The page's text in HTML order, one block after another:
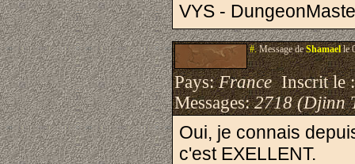
VYS -
#.Message deShamaelle
Pays:FranceInscrit le
Messages:2718 (Djinn
Oui, je connais
c'est EXELLENT.